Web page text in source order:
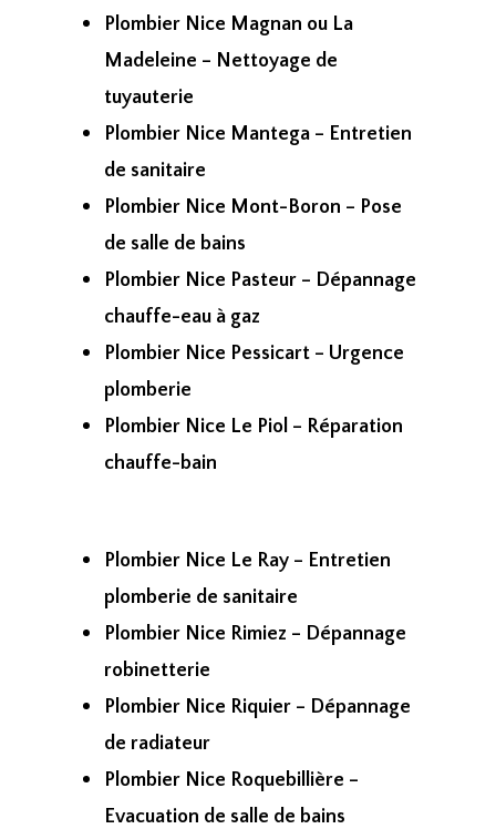
Plombier Nice Magnan ou La
Madeleine – Nettoyage de
tuyauterie
Plombier Nice Mantega – Entretien
de sanitaire
Plombier Nice Mont-Boron – Pose
de salle de bains
Plombier Nice Pasteur – Dépannage
chauffe-eau à gaz
Plombier Nice Pessicart – Urgence
plomberie
Plombier Nice Le Piol – Réparation
chauffe-bain
Plombier Nice Le Ray – Entretien
plomberie de sanitaire
Plombier Nice Rimiez – Dépannage
robinetterie
Plombier Nice Riquier – Dépannage
de radiateur
Plombier Nice Roquebillière –
Evacuation de salle de bains